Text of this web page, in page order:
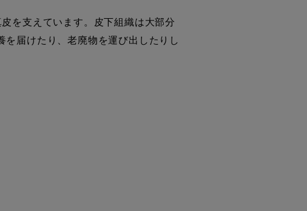
を支えています。皮下組織は大部分
届けたり、老廃物を運び出したりし